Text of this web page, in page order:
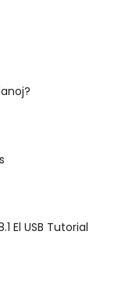
El USB Tutorial